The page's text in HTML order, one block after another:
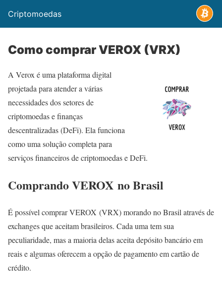
Criptomoedas
Como comprar VEROX (VRX)
A Verox é uma plataforma digital
projetada para atender a várias
necessidades dos setores de
criptomoedas e finanças
descentralizadas (DeFi). Ela funciona
como uma solução completa para
serviços financeiros de criptomoedas e DeFi.
Comprando VEROX no Brasil
É possível comprar VEROX (VRX) morando no Brasil através de
exchanges que aceitam brasileiros. Cada uma tem sua
peculiaridade, mas a maioria delas aceita depósito bancário em
reais e algumas oferecem a opção de pagamento em cartão de
crédito.